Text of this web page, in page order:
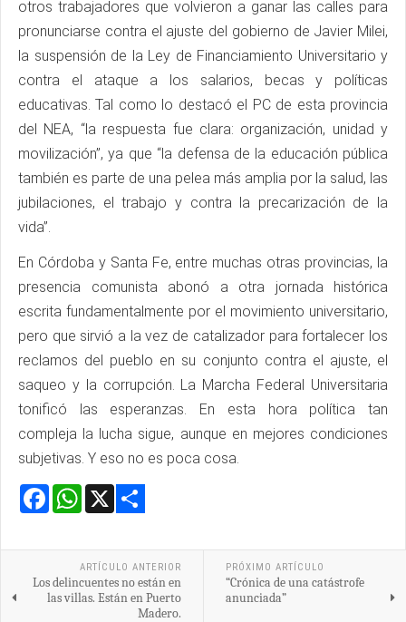
otros trabajadores que volvieron a ganar las calles para
pronunciarse contra el ajuste del gobierno de Javier Milei,
la suspensión de la Ley de Financiamiento Universitario y
contra el ataque a los salarios, becas y políticas
educativas. Tal como lo destacó el PC de esta provincia
del NEA, “la respuesta fue clara: organización, unidad y
movilización”, ya que “la defensa de la educación pública
también es parte de una pelea más amplia por la salud, las
jubilaciones, el trabajo y contra la precarización de la
vida”.
En Córdoba y Santa Fe, entre muchas otras provincias, la
presencia comunista abonó a otra jornada histórica
escrita fundamentalmente por el movimiento universitario,
pero que sirvió a la vez de catalizador para fortalecer los
reclamos del pueblo en su conjunto contra el ajuste, el
saqueo y la corrupción. La Marcha Federal Universitaria
tonificó las esperanzas. En esta hora política tan
compleja la lucha sigue, aunque en mejores condiciones
subjetivas. Y eso no es poca cosa.
Facebook
WhatsApp
ARTÍCULO ANTERIOR
Los delincuentes no están en
las villas. Están en Puerto
Madero.
PRÓXIMO ARTÍCULO
“Crónica de una catástrofe
anunciada”